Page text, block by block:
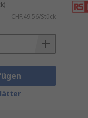
CHF.49.56/Stück